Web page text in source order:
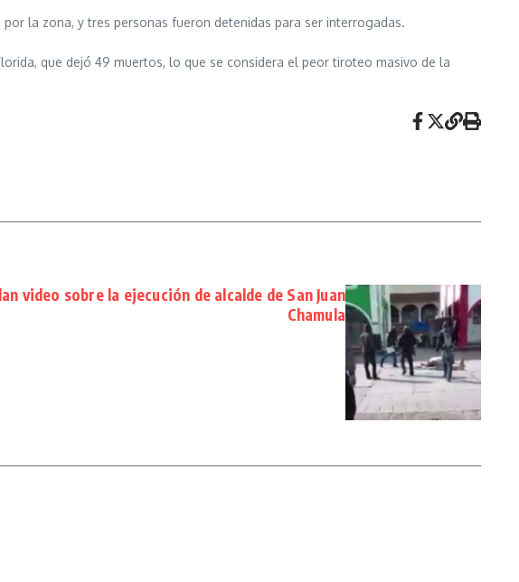
la zona, y tres personas fueron detenidas para ser interrogadas.
que dejó 49 muertos, lo que se considera el peor tiroteo masivo de la
video sobre la ejecución de alcalde de San Juan
Chamula